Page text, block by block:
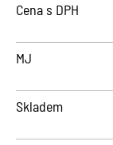
Cena s DPH
MJ
Skladem